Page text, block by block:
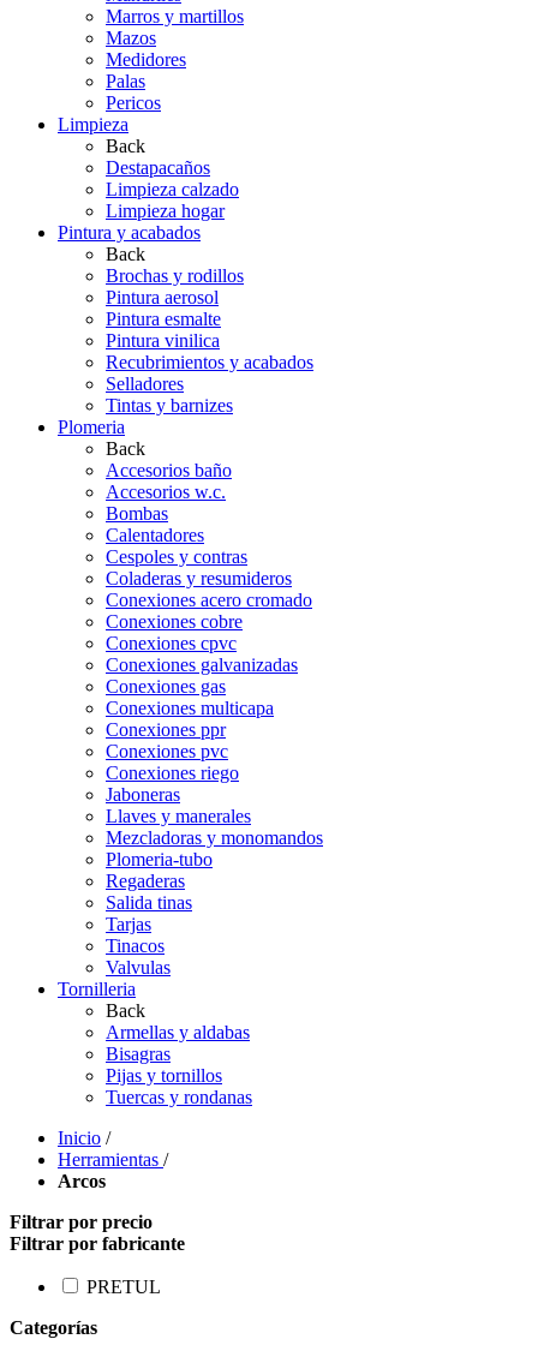
Marros y martillos
Mazos
Medidores
Palas
Pericos
Limpieza
Back
Destapacaños
Limpieza calzado
Limpieza hogar
Pintura y acabados
Back
Brochas y rodillos
Pintura aerosol
Pintura esmalte
Pintura vinilica
Recubrimientos y acabados
Selladores
Tintas y barnizes
Plomeria
Back
Accesorios baño
Accesorios w.c.
Bombas
Calentadores
Cespoles y contras
Coladeras y resumideros
Conexiones acero cromado
Conexiones cobre
Conexiones cpvc
Conexiones galvanizadas
Conexiones gas
Conexiones multicapa
Conexiones ppr
Conexiones pvc
Conexiones riego
Jaboneras
Llaves y manerales
Mezcladoras y monomandos
Plomeria-tubo
Regaderas
Salida tinas
Tarjas
Tinacos
Valvulas
Tornilleria
Back
Armellas y aldabas
Bisagras
Pijas y tornillos
Tuercas y rondanas
Inicio /
Herramientas /
Arcos
Filtrar por precio
Filtrar por fabricante
PRETUL
Categorías